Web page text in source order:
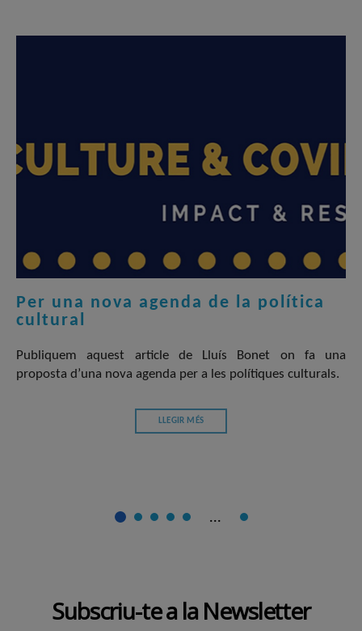
Per una nova agenda de la política
cultural
Publiquem aquest article de Lluís Bonet on fa una
proposta d’una nova agenda per a les polítiques culturals.
LLEGIR MÉS
...
Subscriu-te a la Newsletter